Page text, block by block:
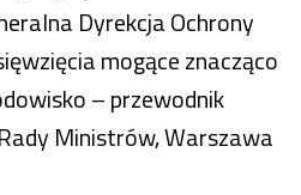
Dyrekcja Ochrony
mogące znacząco
– przewodnik
Ministrów, Warszawa